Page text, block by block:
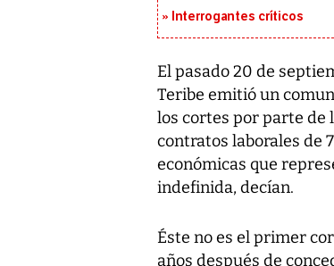
Interrogantes críticos
El pasado 20 de
Teribe emitió un
los cortes por parte de
contratos laborales de
económicas que
indefinida, decían.
Éste no es el primer
años después de